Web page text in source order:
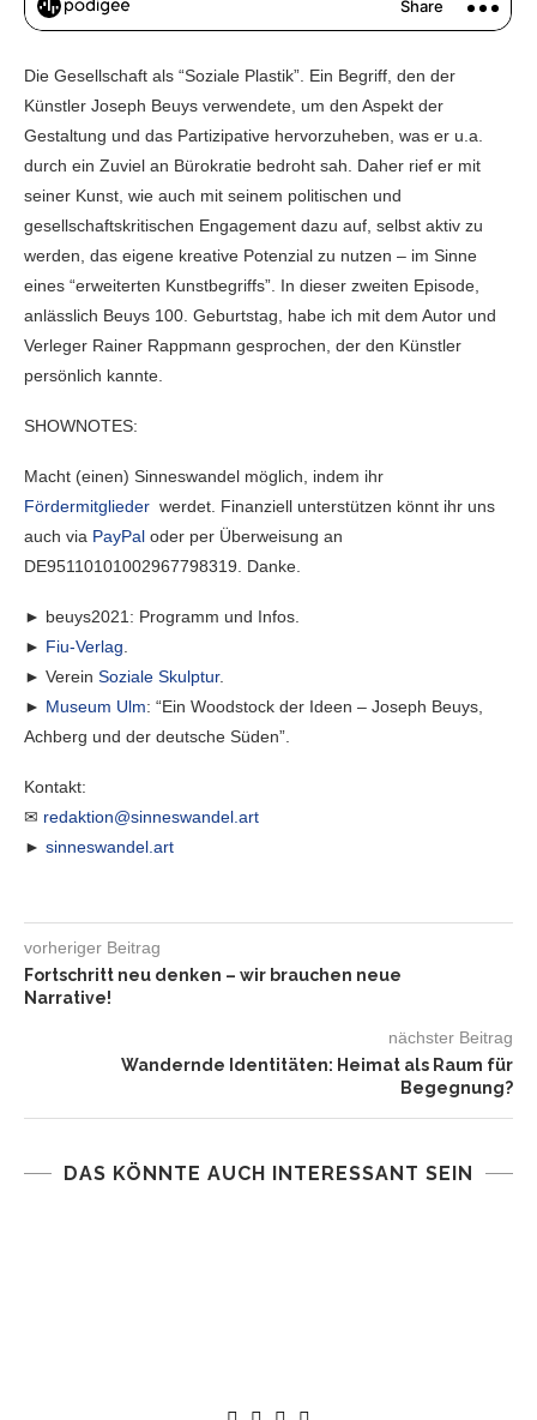
Die Gesellschaft als “Soziale Plastik”. Ein Begriff, den der
Künstler Joseph Beuys verwendete, um den Aspekt der
Gestaltung und das Partizipative hervorzuheben, was er u.a.
durch ein Zuviel an Bürokratie bedroht sah. Daher rief er mit
seiner Kunst, wie auch mit seinem politischen und
gesellschaftskritischen Engagement dazu auf, selbst aktiv zu
werden, das eigene kreative Potenzial zu nutzen – im Sinne
eines “erweiterten Kunstbegriffs”. In dieser zweiten Episode,
anlässlich Beuys 100. Geburtstag, habe ich mit dem Autor und
Verleger Rainer Rappmann gesprochen, der den Künstler
persönlich kannte.
SHOWNOTES:
Macht (einen) Sinneswandel möglich, indem ihr
Fördermitglieder werdet. Finanziell unterstützen könnt ihr uns
auch via PayPal oder per Überweisung an
DE95110101002967798319. Danke.
► beuys2021: Programm und Infos.
► Fiu-Verlag
► Verein Soziale Skulptur.
► Museum Ulm: “Ein Woodstock der Ideen – Joseph Beuys,
Achberg und der deutsche Süden”.
Kontakt:
✉ redaktion@sinneswandel.art
► sinneswandel.art
vorheriger Beitrag
Fortschritt neu denken – wir brauchen neue
Narrative!
nächster Beitrag
Wandernde Identitäten: Heimat als Raum für
Begegnung?
DAS KÖNNTE AUCH INTERESSANT SEIN